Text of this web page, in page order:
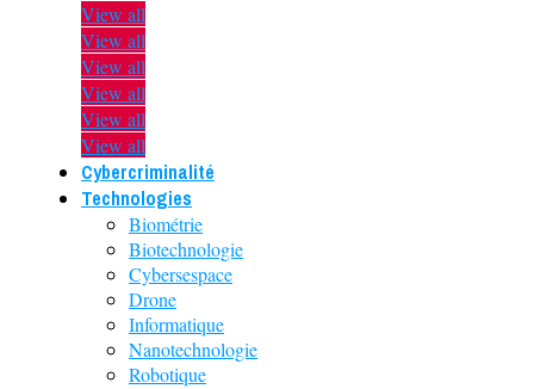
View all
View all
View all
View all
View all
View all
Cybercriminalité
Technologies
Biométrie
Biotechnologie
Cybersespace
Drone
Informatique
Nanotechnologie
Robotique